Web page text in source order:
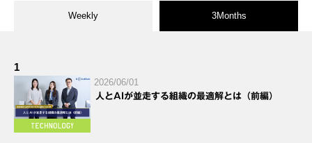
Weekly 3Months
1
2026/06/01
人とAIが並走する組織の最適解とは（前編）